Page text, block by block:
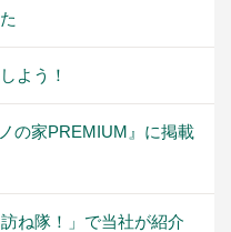
よう！
の家PREMIUM』に掲載
ね隊！」で当社が紹介